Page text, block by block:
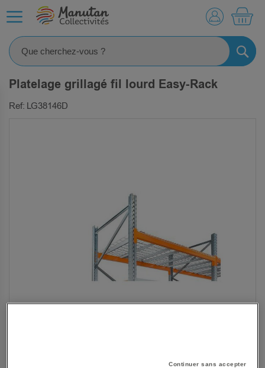
Platelage grillagé fil lourd Easy-Rack
Ref: LG38146D
Continuer sans accepter